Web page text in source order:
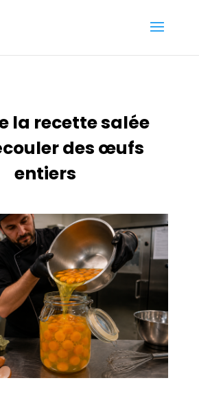
la recette salée
des œufs
entiers